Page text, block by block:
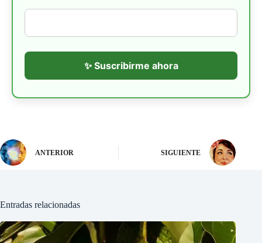
✨ Suscribirme ahora
ANTERIOR SIGUIENTE
Entradas relacionadas